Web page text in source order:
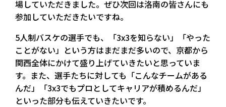
場していただきました。ぜひ次回は洛南の皆さんにも
参加していただきたいですね。
5人制バスケの選手でも、「3x3を知らない」「やった
ことがない」という方はまだまだ多いので、京都から
関西全体にかけて盛り上げていきたいと思っていま
す。また、選手たちに対しても「こんなチームがある
んだ」「3x3でもプロとしてキャリアが積めるんだ」
といった部分も伝えていきたいです。